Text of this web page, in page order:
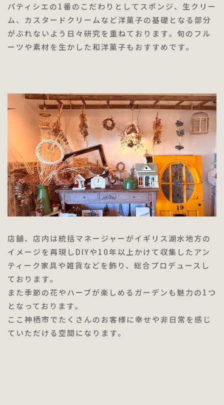
パティシエの1番のこだわりとしてスポンジ、生クリー
ム、カスタードクリームなど洋菓子の基礎となる部分
がぶれないよう日々研究を重ねております。旬のフル
ーツや素材を生かした和洋菓子もおすすめです。
店舗、店内は統括マネージャーがイギリス湖水地方の
イメージを再現しDIYや10年以上かけて収集したアン
ティーク家具や雑貨などを飾り、総合プロデュースし
ております。
また季節の花やハーブが楽しめるガーデンも魅力の1つ
となっております。
ここ神栖市でたくさんのお客様に幸せや非日常を感じ
ていただける空間になります。